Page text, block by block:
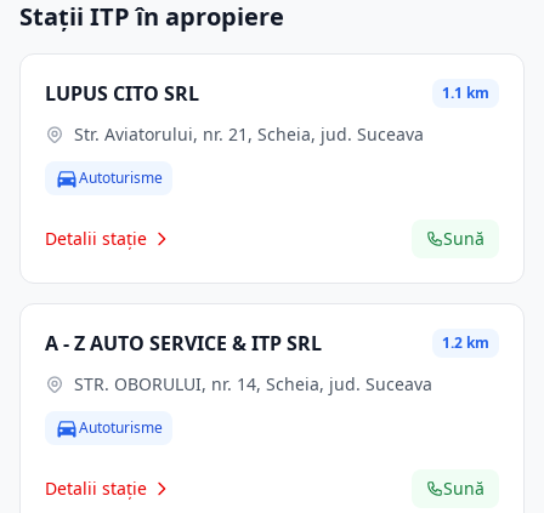
Stații ITP în apropiere
LUPUS CITO SRL 1.1 km
Str. Aviatorului, nr. 21, Scheia, jud. Suceava
Autoturisme
Detalii stație Sună
A - Z AUTO SERVICE & ITP SRL 1.2 km
STR. OBORULUI, nr. 14, Scheia, jud. Suceava
Autoturisme
Detalii stație Sună